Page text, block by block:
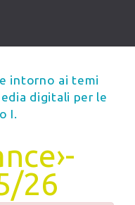
intorno ai temi
digitali per le
I.
26